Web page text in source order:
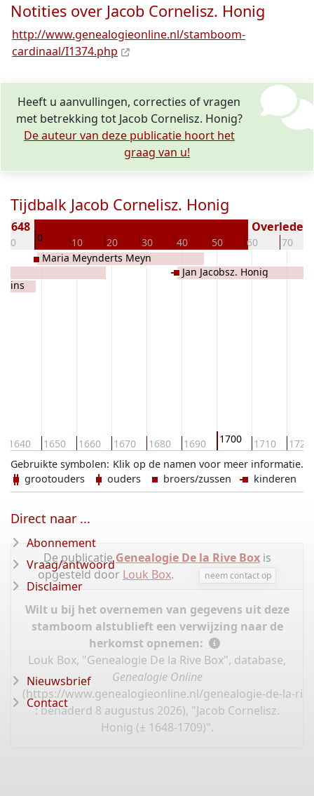
Notities over Jacob Cornelisz. Honig
http://www.genealogieonline.nl/stamboom-
cardinaal/I1374.php
Heeft u aanvullingen, correcties of vragen
met betrekking tot Jacob Cornelisz. Honig?
De auteur van deze publicatie hoort het
graag van u!
Tijdbalk Jacob Cornelisz. Honig
-10 0 10 20 30 40 50 60 70
1648 Overleden
1640 1650 1660 1670 1680 1690 1700 1710 1720
Maria Meynderts Meyn
Jan Jacobsz. Honig
Klik op de namen voor meer informatie.
Gebruikte symbolen:
grootouders
ouders broers/zussen kinderen
De publicatieGenealogie De la Rive Boxis
opgesteld door Louk Box. neem contact op
Wilt u bij het overnemen van gegevens uit deze
stamboom alstublieft een verwijzing naar de
herkomst opnemen:
Louk Box, "Genealogie De la Rive Box", database,
Genealogie Online
(https://www.genealogieonline.nl/genealogie-de-la-
: benaderd 8 augustus 2026), "Jacob Cornelisz.
Honig (± 1648-1709)".
Direct naar ...
Abonnement
Vraag/antwoord
Disclaimer
Nieuwsbrief
Contact